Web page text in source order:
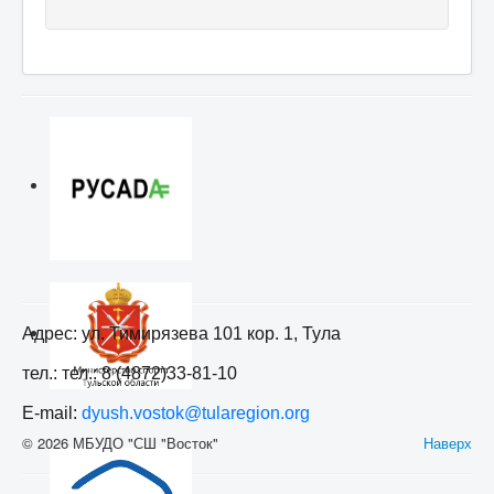
Адрес: ул. Тимирязева 101 кор. 1, Тула
тел.: тел.: 8 (4872)33-81-10
E-mail: dyush.vostok@tularegion.org
Наверх
© 2026 МБУДО "СШ "Восток"